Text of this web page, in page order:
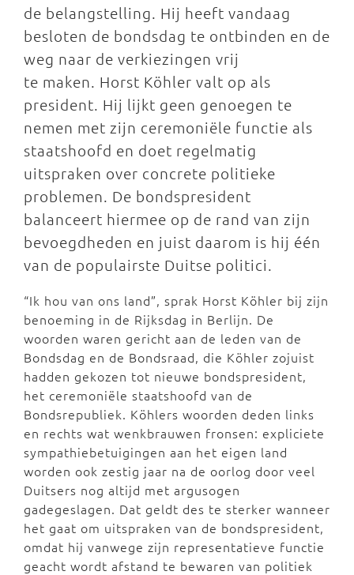
de belangstelling. Hij heeft vandaag
besloten de bondsdag te ontbinden en de
weg naar de verkiezingen vrij
te maken. Horst Köhler valt op als
president. Hij lijkt geen genoegen te
nemen met zijn ceremoniële functie als
staatshoofd en doet regelmatig
uitspraken over concrete politieke
problemen. De bondspresident
balanceert hiermee op de rand van zijn
bevoegdheden en juist daarom is hij één
van de populairste Duitse politici.
“Ik hou van ons land”, sprak Horst Köhler bij zijn
benoeming in de Rijksdag in Berlijn. De
woorden waren gericht aan de leden van de
Bondsdag en de Bondsraad, die Köhler zojuist
hadden gekozen tot nieuwe bondspresident,
het ceremoniële staatshoofd van de
Bondsrepubliek. Köhlers woorden deden links
en rechts wat wenkbrauwen fronsen: expliciete
sympathiebetuigingen aan het eigen land
worden ook zestig jaar na de oorlog door veel
Duitsers nog altijd met argusogen
gadegeslagen. Dat geldt des te sterker wanneer
het gaat om uitspraken van de bondspresident,
omdat hij vanwege zijn representatieve functie
geacht wordt afstand te bewaren van politiek